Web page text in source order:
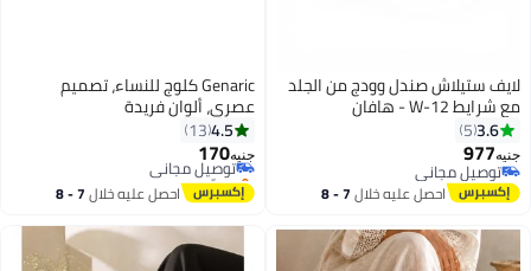
3
لايف ستيلاش صندل وودج من الجلد
مع شرايط W-12 - هافان
3.6
5
جنيه977
توصيل مجاني
توصيل مجانياحصل عليه خلال 7 - 8
4
Genaric كلوج للنساء، تصميم
عصري، ألوان فريدة
4.5
13
جنيه170
توصيل مجاني
بتخلّص بسرعة
توصيل مجانياحصل عليه خلال 7 - 8